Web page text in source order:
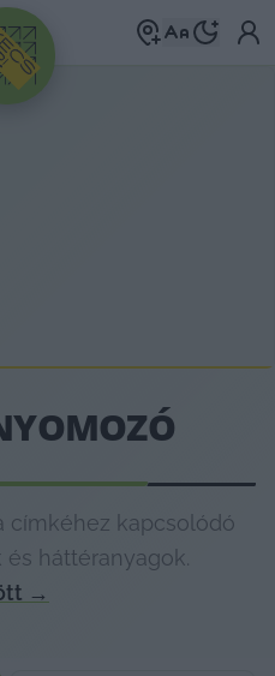
címkéhez kapcsolódó
háttéranyagok.
→